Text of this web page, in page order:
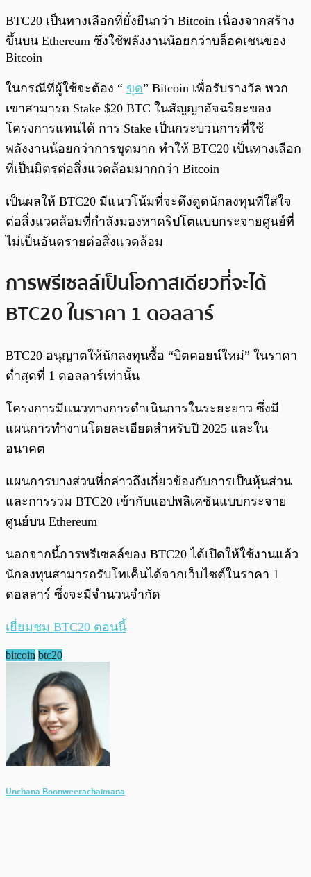
BTC20 เป็นทางเลือกที่ยั่งยืนกว่า Bitcoin เนื่องจากสร้าง
ขึ้นบน Ethereum ซึ่งใช้พลังงานน้อยกว่าบล็อคเชนของ
Bitcoin
ในกรณีที่ผู้ใช้จะต้อง “ ขุด” Bitcoin เพื่อรับรางวัล พวก
เขาสามารถ Stake $20 BTC ในสัญญาอัจฉริยะของ
โครงการแทนได้ การ Stake เป็นกระบวนการที่ใช้
พลังงานน้อยกว่าการขุดมาก ทำให้ BTC20 เป็นทางเลือก
ที่เป็นมิตรต่อสิ่งแวดล้อมมากกว่า Bitcoin
เป็นผลให้ BTC20 มีแนวโน้มที่จะดึงดูดนักลงทุนที่ใส่ใจ
ต่อสิ่งแวดล้อมที่กำลังมองหาคริปโตแบบกระจายศูนย์ที่
ไม่เป็นอันตรายต่อสิ่งแวดล้อม
การพรีเซลล์เป็นโอกาสเดียวที่จะได้
BTC20 ในราคา 1 ดอลลาร์
BTC20 อนุญาตให้นักลงทุนซื้อ “บิตคอยน์ใหม่” ในราคา
ต่ำสุดที่ 1 ดอลลาร์เท่านั้น
โครงการมีแนวทางการดำเนินการในระยะยาว ซึ่งมี
แผนการทำงานโดยละเอียดสำหรับปี 2025 และใน
อนาคต
แผนการบางส่วนที่กล่าวถึงเกี่ยวข้องกับการเป็นหุ้นส่วน
และการรวม BTC20 เข้ากับแอปพลิเคชันแบบกระจาย
ศูนย์บน Ethereum
นอกจากนี้การพรีเซลล์ของ BTC20 ได้เปิดให้ใช้งานแล้ว
นักลงทุนสามารถรับโทเค็นได้จากเว็บไซต์ในราคา 1
ดอลลาร์ ซึ่งจะมีจำนวนจำกัด
เยี่ยมชม BTC20 ตอนนี้
bitcoin btc20
Unchana Boonweerachaimana